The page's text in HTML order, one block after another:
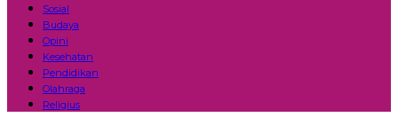
Sosial
Budaya
Opini
Kesehatan
Pendidikan
Olahraga
Religius